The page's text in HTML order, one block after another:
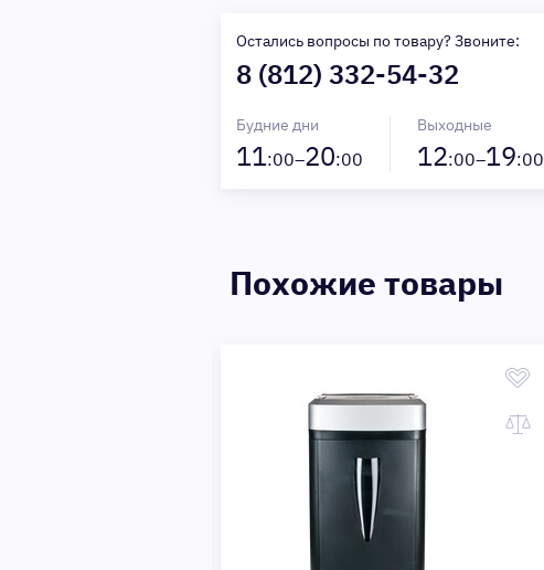
Остались вопросы по товару? Звоните:
8 (812) 332-54-32
Будние дни
11:00–20:00
Выходные
12:00–19:00
Похожие товары